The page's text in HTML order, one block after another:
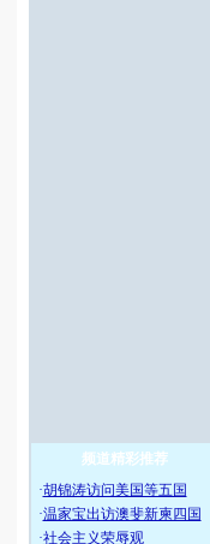
频道精彩推荐
·胡锦涛访问美国等五国
·温家宝出访澳斐新柬四国
·社会主义荣辱观